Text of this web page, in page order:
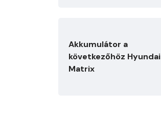
Akkumulátor a
következőhöz Hyundai
Matrix